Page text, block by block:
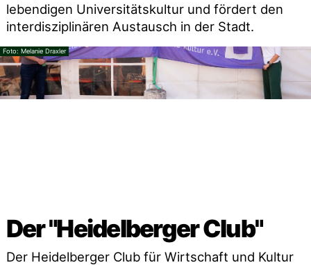
lebendigen Universitätskultur und fördert den
interdisziplinären Austausch in der Stadt.
Melanie Draxler
Der "Heidelberger Club"
Der Heidelberger Club für Wirtschaft und Kultur